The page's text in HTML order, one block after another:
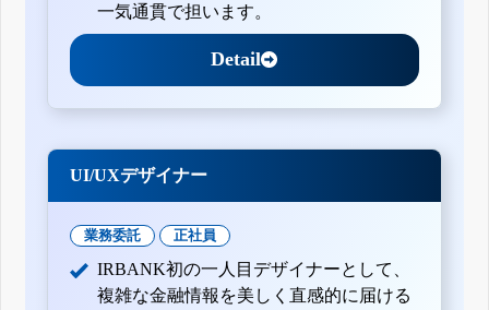
一気通貫で担います。
Detail
UI/UXデザイナー
業務委託 正社員
IRBANK初の一人目デザイナーとして、
複雑な金融情報を美しく直感的に届ける